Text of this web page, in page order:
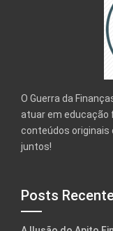
O Guerra da
atuar em educação
conteúdos originais
juntos!
Posts